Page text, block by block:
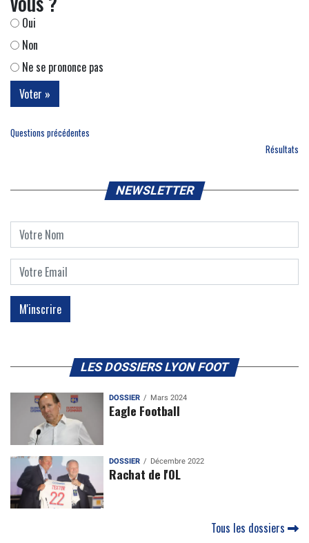
Oui
Non
Ne se prononce pas
Questions précédentes
Résultats
NEWSLETTER
LES DOSSIERS LYON FOOT
DOSSIER Mars 2024
Eagle Football
DOSSIER Décembre 2022
Rachat de l'OL
Tous les dossiers